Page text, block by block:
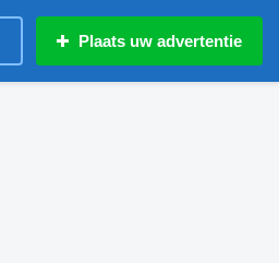
Plaats uw advertentie